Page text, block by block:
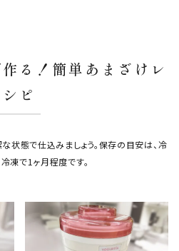
る！簡単あまざけレ
シピ
状態で仕込みましょう。保存の目安は、冷
凍で1ヶ月程度です。